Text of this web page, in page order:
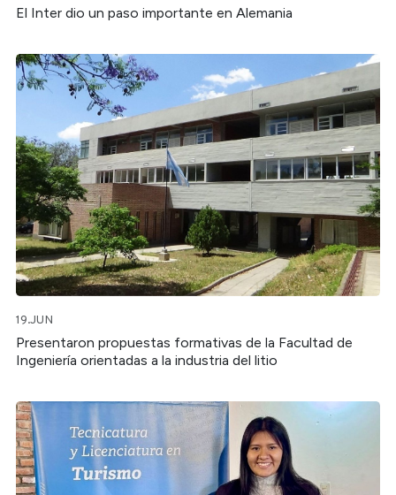
El Inter dio un paso importante en Alemania
19.JUN
Presentaron propuestas formativas de la Facultad de
Ingeniería orientadas a la industria del litio